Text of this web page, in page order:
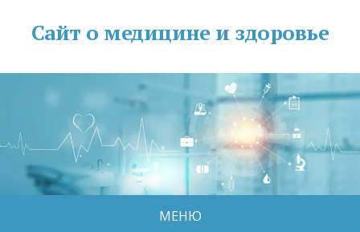
Сайт о медицине и здоровье
МЕНЮ